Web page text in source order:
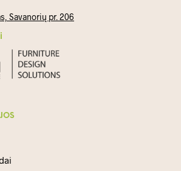
Savanorių pr. 206